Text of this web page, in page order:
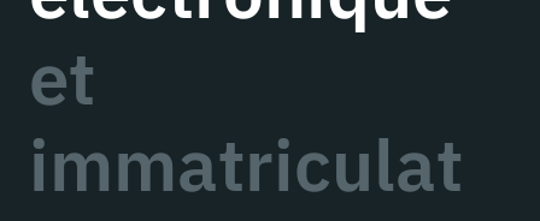
et
immatriculat